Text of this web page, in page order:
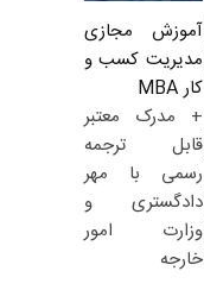
آموزش مجازی
مدیریت کسب و
کار MBA
+ مدرک معتبر
قابل ترجمه
رسمی با مهر
دادگستری و
وزارت امور
خارجه